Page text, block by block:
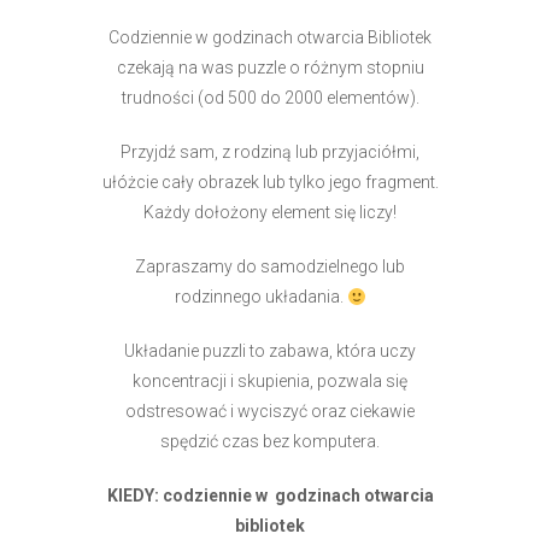
Codziennie w godzinach otwarcia Bibliotek
czekają na was puzzle o różnym stopniu
trudności (od 500 do 2000 elementów).
Przyjdź sam, z rodziną lub przyjaciółmi,
ułóżcie cały obrazek lub tylko jego fragment.
Każdy dołożony element się liczy!
Zapraszamy do samodzielnego lub
rodzinnego układania.
Układanie puzzli to zabawa, która uczy
koncentracji i skupienia, pozwala się
odstresować i wyciszyć oraz ciekawie
spędzić czas bez komputera.
KIEDY: codziennie w godzinach otwarcia
bibliotek